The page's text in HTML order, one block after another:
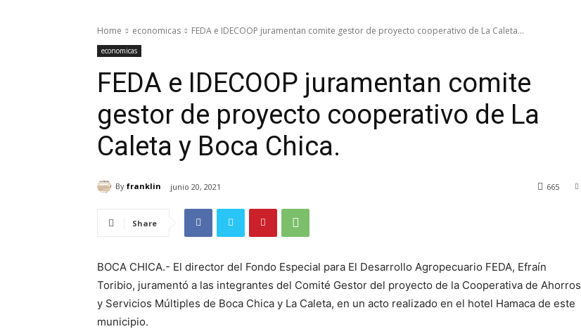
Home economicas FEDA e IDECOOP juramentan comite gestor de proyecto cooperativo de La Caleta...
economicas
FEDA e IDECOOP juramentan comite
gestor de proyecto cooperativo de La
Caleta y Boca Chica.
By franklin junio 20, 2021 665
Share
BOCA CHICA.- El director del Fondo Especial para El Desarrollo Agropecuario FEDA, Efraín
Toribio, juramentó a las integrantes del Comité Gestor del proyecto de la Cooperativa de Ahorros
y Servicios Múltiples de Boca Chica y La Caleta, en un acto realizado en el hotel Hamaca de este
municipio.